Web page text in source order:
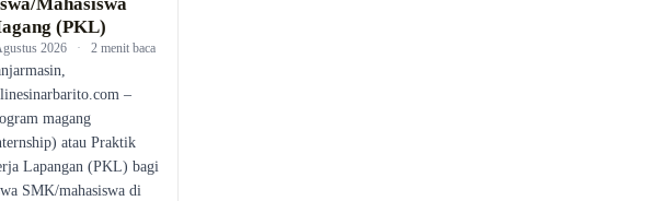
(PKL)
2026 · 2 menit baca
–
magang
atau Praktik
Lapangan (PKL) bagi
SMK/mahasiswa di